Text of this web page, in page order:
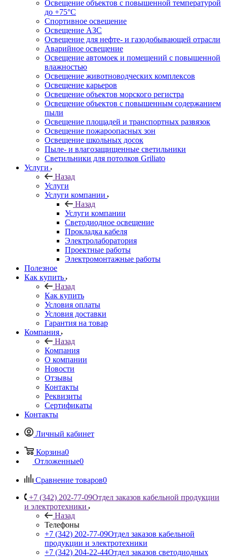
Освещение объектов с повышенной температурой
до +75°C
Спортивное освещение
Освещение АЗС
Освещение для нефте- и газодобывающей отрасли
Аварийное освещение
Освещение автомоек и помещений с повышенной
влажностью
Освещение животноводческих комплексов
Освещение карьеров
Освещение объектов морского регистра
Освещение объектов с повышенным содержанием
пыли
Освещение площадей и транспортных развязок
Освещение пожароопасных зон
Освещение школьных досок
Пыле- и влагозащищенные светильники
Светильники для потолков Griliato
Услуги
Назад
Услуги
Услуги компании
Назад
Услуги компании
Светодиодное освещение
Прокладка кабеля
Электролаборатория
Проектные работы
Электромонтажные работы
Полезное
Как купить
Назад
Как купить
Условия оплаты
Условия доставки
Гарантия на товар
Компания
Назад
Компания
О компании
Новости
Отзывы
Контакты
Реквизиты
Сертификаты
Контакты
Личный кабинет
Корзина0
Отложенные0
Сравнение товаров0
+7 (342) 202-77-09Отдел заказов кабельной продукции
и электротехники
Назад
Телефоны
+7 (342) 202-77-09Отдел заказов кабельной
продукции и электротехники
+7 (342) 204-22-44Отдел заказов светодиодных